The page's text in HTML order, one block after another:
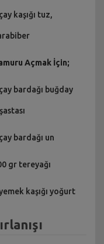
kaşığı tuz,
Açmak İçin;
bardağı buğday
bardağı un
gr tereyağı
kaşığı yoğurt